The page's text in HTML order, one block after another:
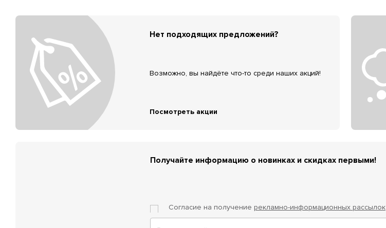
Нет подходящих предложений?
Возможно, вы найдёте что-то среди наших акций!
Посмотреть акции
Получайте информацию о новинках и скидках первыми!
Согласие на получение рекламно-информационных рассылок